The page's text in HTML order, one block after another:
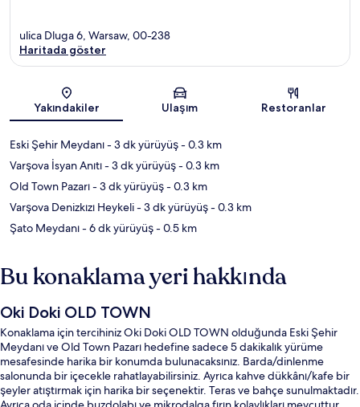
Harita
ulica Dluga 6, Warsaw, 00-238
Haritada göster
Yakındakiler Ulaşım Restoranlar
Eski Şehir Meydanı- 3 dk yürüyüş- 0.3 km
Varşova İsyan Anıtı- 3 dk yürüyüş- 0.3 km
Old Town Pazarı- 3 dk yürüyüş- 0.3 km
Varşova Denizkızı Heykeli- 3 dk yürüyüş- 0.3 km
Şato Meydanı- 6 dk yürüyüş- 0.5 km
Bu konaklama yeri hakkında
Oki Doki OLD TOWN
Konaklama için tercihiniz Oki Doki OLD TOWN olduğunda Eski Şehir
Meydanı ve Old Town Pazarı hedefine sadece 5 dakikalık yürüme
mesafesinde harika bir konumda bulunacaksınız. Barda/dinlenme
salonunda bir içecekle rahatlayabilirsiniz. Ayrıca kahve dükkânı/kafe bir
şeyler atıştırmak için harika bir seçenektir. Teras ve bahçe sunulmaktadır.